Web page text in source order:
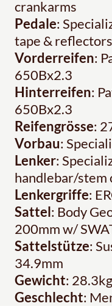
crankarms
Pedale:
tape & reflectors
Vorderreifen:
650Bx2.3
Hinterreifen:
650Bx2.3
Reifengrösse:
Vorbau:
Lenker:
handlebar/stem
Lenkergriffe:
Sattel: Body
200mm w/
Sattelstütze:
34.9mm
Gewicht:
Geschlecht: